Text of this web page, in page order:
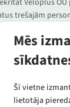
Veloplus
trešajām
tīklos
par
Reizēm
Mēs
Šī vietne
lietotāja